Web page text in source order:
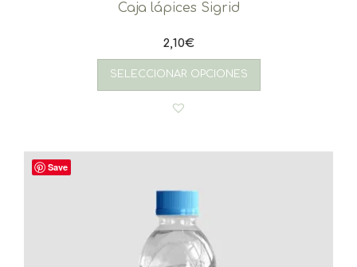
Caja lápices Sigrid
2,10€
SELECCIONAR OPCIONES
Save